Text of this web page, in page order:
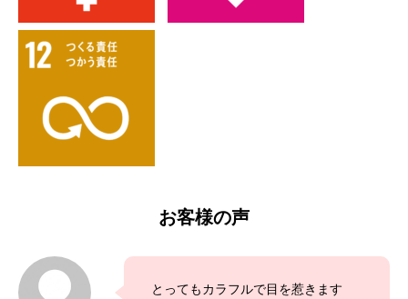
お客様の声
とってもカラフルで目を惹きます